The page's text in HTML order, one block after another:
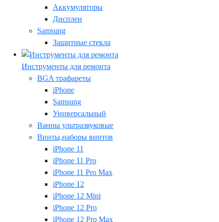
Аккумуляторы
Дисплеи
Samsung
Защитные стекла
Инструменты для ремонта
BGA трафареты
iPhone
Samsung
Универсальный
Ванны ультразвуковые
Винты,наборы винтов
iPhone 11
iPhone 11 Pro
iPhone 11 Pro Max
iPhone 12
iPhone 12 Mini
iPhone 12 Pro
iPhone 12 Pro Max